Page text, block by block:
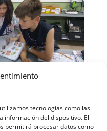
tecnologías como las
información del dispositivo. El
permitirá procesar datos como